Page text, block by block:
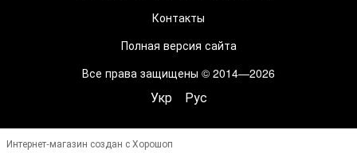
Контакты
Полная версия сайта
Все права защищены © 2014—2026
Укр Рус
Интернет-магазин создан с Хорошоп